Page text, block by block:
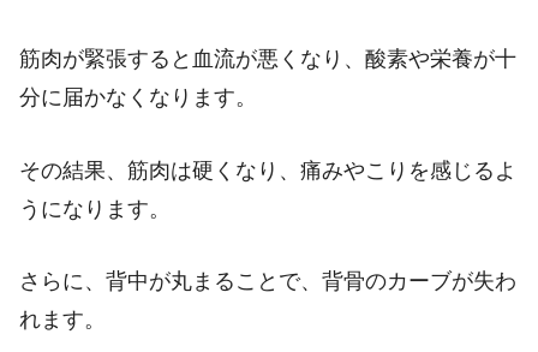
筋肉が緊張すると血流が悪くなり、酸素や栄養が十
分に届かなくなります。
その結果、筋肉は硬くなり、痛みやこりを感じるよ
うになります。
さらに、背中が丸まることで、背骨のカーブが失わ
れます。